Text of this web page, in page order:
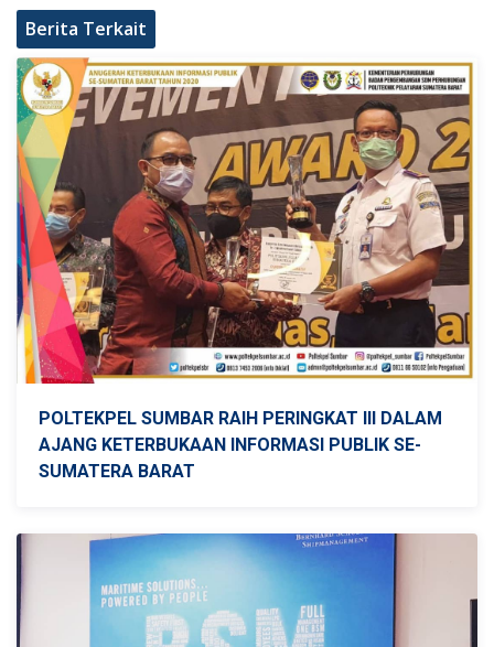
Berita Terkait
POLTEKPEL SUMBAR RAIH PERINGKAT III DALAM
AJANG KETERBUKAAN INFORMASI PUBLIK SE-
SUMATERA BARAT